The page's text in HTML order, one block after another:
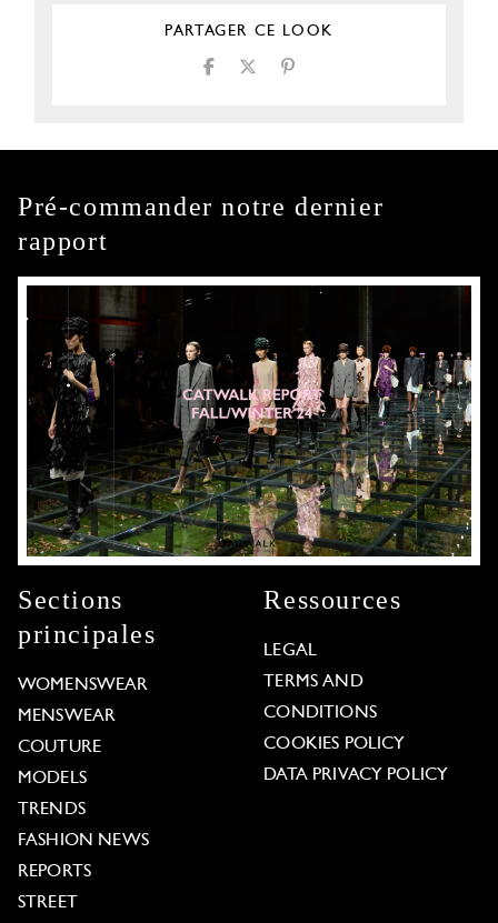
PARTAGER CE LOOK
Pré-commander notre dernier
rapport
Sections
principales
WOMENSWEAR
MENSWEAR
COUTURE
MODELS
TRENDS
FASHION NEWS
REPORTS
STREET
Ressources
LEGAL
TERMS AND
CONDITIONS
COOKIES POLICY
DATA PRIVACY POLICY